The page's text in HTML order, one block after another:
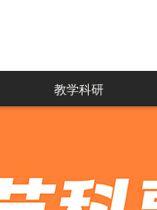
教学科研